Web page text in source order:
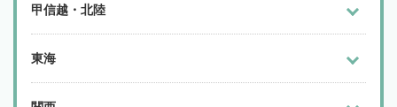
甲信越・北陸
東海